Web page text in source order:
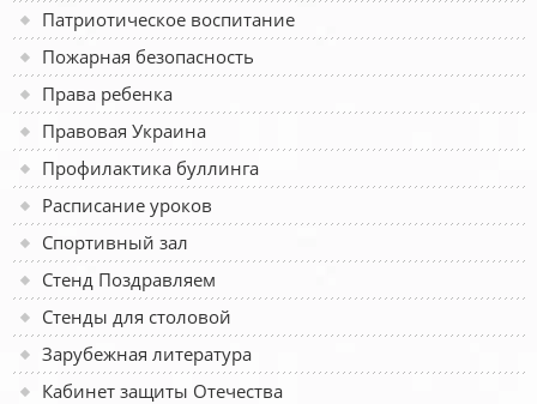
Патриотическое воспитание
Пожарная безопасность
Права ребенка
Правовая Украина
Профилактика буллинга
Расписание уроков
Спортивный зал
Стенд Поздравляем
Стенды для столовой
Зарубежная литература
Кабинет защиты Отечества